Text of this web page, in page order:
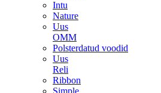
Intu
Nature
Uus
OMM
Polsterdatud voodid
Uus
Reli
Ribbon
Simple